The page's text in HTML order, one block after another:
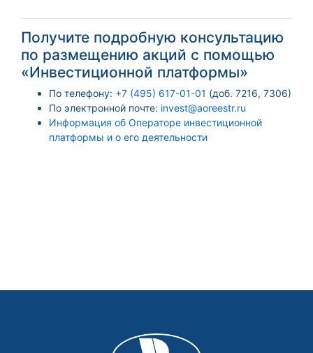
Получите подробную консультацию
по размещению акций с помощью
«Инвестиционной платформы»
По телефону: +7 (495) 617-01-01 (доб. 7216, 7306)
По электронной почте: invest@aoreestr.ru
Информация об Операторе инвестиционной
платформы и о его деятельности